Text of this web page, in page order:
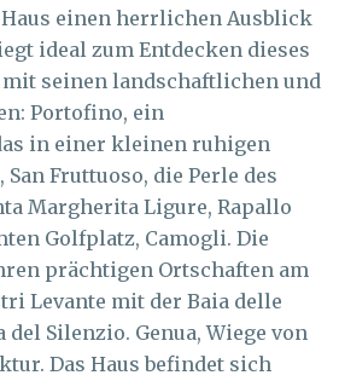
Haus einen herrlichen Ausblick
ideal zum Entdecken dieses
seinen landschaftlichen und
Portofino, ein
in einer kleinen ruhigen
Fruttuoso, die Perle des
Margherita Ligure, Rapallo
Golfplatz, Camogli. Die
prächtigen Ortschaften am
Levante mit der Baia delle
del Silenzio. Genua, Wiege von
Das Haus befindet sich